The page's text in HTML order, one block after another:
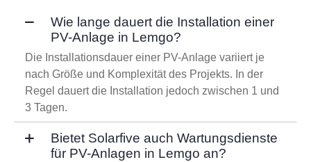
Wie lange dauert die Installation einer
PV-Anlage in Lemgo?
Die Installationsdauer einer PV-Anlage variiert je
nach Größe und Komplexität des Projekts. In der
Regel dauert die Installation jedoch zwischen 1 und
3 Tagen.
Bietet Solarfive auch Wartungsdienste
für PV-Anlagen in Lemgo an?